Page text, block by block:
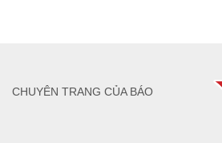
CHUYÊN TRANG CỦA BÁO